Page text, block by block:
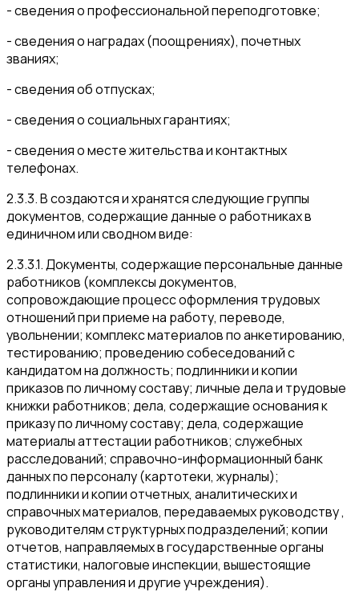
- сведения о профессиональной переподготовке;
- сведения о наградах (поощрениях), почетных
званиях;
- сведения об отпусках;
- сведения о социальных гарантиях;
- сведения о месте жительства и контактных
телефонах.
2.3.3. В создаются и хранятся следующие группы
документов, содержащие данные о работниках в
единичном или сводном виде:
2.3.3.1. Документы, содержащие персональные данные
работников (комплексы документов,
сопровождающие процесс оформления трудовых
отношений при приеме на работу, переводе,
увольнении; комплекс материалов по анкетированию,
тестированию; проведению собеседований с
кандидатом на должность; подлинники и копии
приказов по личному составу; личные дела и трудовые
книжки работников; дела, содержащие основания к
приказу по личному составу; дела, содержащие
материалы аттестации работников; служебных
расследований; справочно-информационный банк
данных по персоналу (картотеки, журналы);
подлинники и копии отчетных, аналитических и
справочных материалов, передаваемых руководству ,
руководителям структурных подразделений; копии
отчетов, направляемых в государственные органы
статистики, налоговые инспекции, вышестоящие
органы управления и другие учреждения).